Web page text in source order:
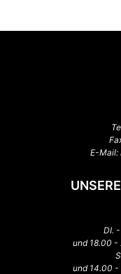
E-Mail:
DI.
und 18.00 -
und 14.00 -